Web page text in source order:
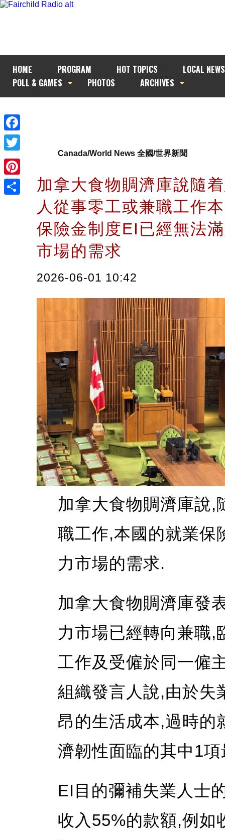
HOME PROGRAM HOT TOPICS
LOCAL NEWS
POLL & GAMES
PHOTOS ARCHIVES
Facebook
Twitter
Pinterest
Canada/World News 全國/世界新聞
加拿大食物賙濟庫說隨
人從事零工或兼職工作
保險金制度EI已經無法
市場的需求
2026-06-01 10:42
加拿大食物賙濟庫說,
職工作,本國的就業保
力市場的需求.
加拿大食物賙濟庫發
力市場已經轉向兼職,
工作及受僱於同一僱
組織發言人說,由於失
昂的生活成本,過時的
濟韌性面臨的其中1
EI目的彌補失業人士
收入55%的款額,例如